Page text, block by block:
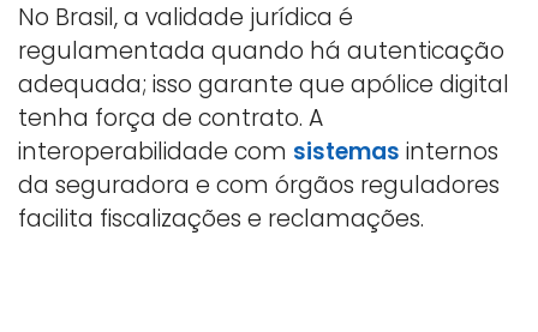
No Brasil, a validade jurídica é
regulamentada quando há autenticação
adequada; isso garante que apólice digital
tenha força de contrato. A
interoperabilidade com sistemas internos
da seguradora e com órgãos reguladores
facilita fiscalizações e reclamações.